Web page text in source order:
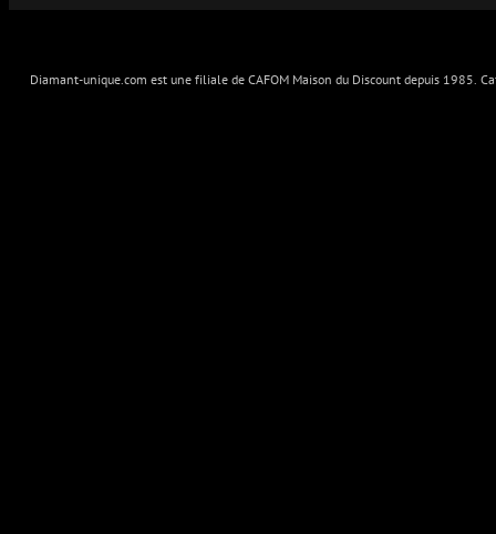
Diamant-unique.com est une filiale de CAFOM Maison du Discount depuis 1985.